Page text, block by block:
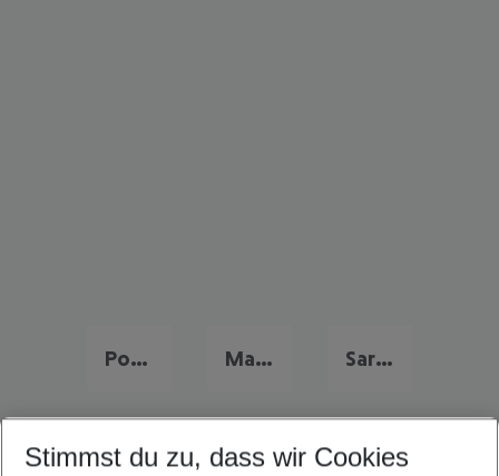
Portugal Frühbucher Angebote Malta Flug & Hotel Sardinien Flug & Hotel
Quicklinks
Stimmst du zu, dass wir Cookies